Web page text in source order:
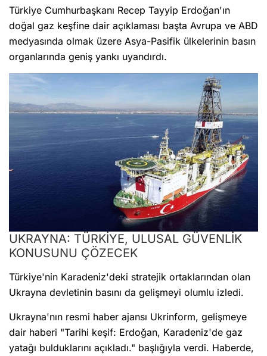
Türkiye Cumhurbaşkanı Recep Tayyip Erdoğan'ın
doğal gaz keşfine dair açıklaması başta Avrupa ve ABD
medyasında olmak üzere Asya-Pasifik ülkelerinin basın
organlarında geniş yankı uyandırdı.
UKRAYNA: TÜRKİYE, ULUSAL GÜVENLİK
KONUSUNU ÇÖZECEK
Türkiye'nin Karadeniz'deki stratejik ortaklarından olan
Ukrayna devletinin basını da gelişmeyi olumlu izledi.
Ukrayna'nın resmi haber ajansı Ukrinform, gelişmeye
dair haberi "Tarihi keşif: Erdoğan, Karadeniz'de gaz
yatağı bulduklarını açıkladı." başlığıyla verdi. Haberde,